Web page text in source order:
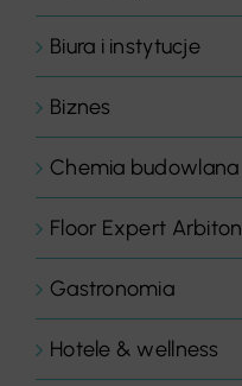
Biura i instytucje
Biznes
Chemia budowlana
Floor Expert Arbiton
Gastronomia
Hotele & wellness